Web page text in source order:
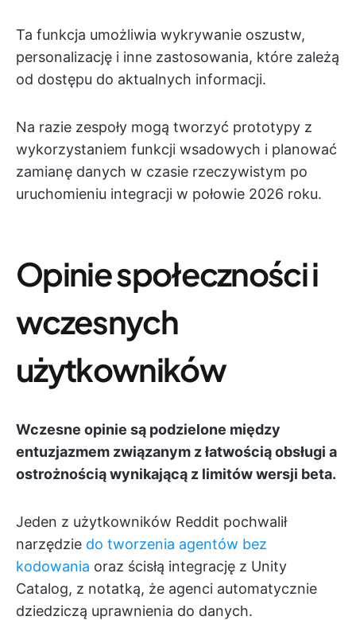
Ta funkcja umożliwia wykrywanie oszustw,
personalizację i inne zastosowania, które zależą
od dostępu do aktualnych informacji.
Na razie zespoły mogą tworzyć prototypy z
wykorzystaniem funkcji wsadowych i planować
zamianę danych w czasie rzeczywistym po
uruchomieniu integracji w połowie 2026 roku.
Opinie społeczności i
wczesnych
użytkowników
Wczesne opinie są podzielone między
entuzjazmem związanym z łatwością obsługi a
ostrożnością wynikającą z limitów wersji beta.
Jeden z użytkowników Reddit pochwalił
narzędzie do tworzenia agentów bez
kodowania oraz ścisłą integrację z Unity
Catalog, z notatką, że agenci automatycznie
dziedziczą uprawnienia do danych.